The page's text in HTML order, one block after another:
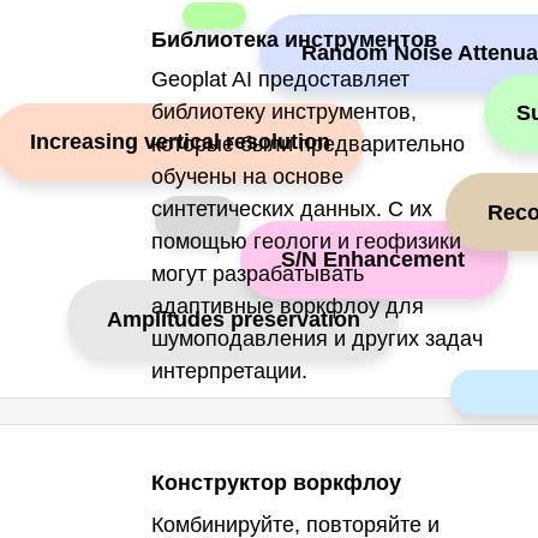
Random Noise
Amplitudes preservation
S/N Enhancement
Increasing vertical resolution
Geoplat AI предоставляет
библиотеку инструментов,
которые были предварительно
обучены на основе
синтетических данных. С их
помощью геологи и геофизики
могут разрабатывать
адаптивные воркфлоу для
шумоподавления и других задач
интерпретации.
Библиотека инструментов
Комбинируйте, повторяйте и
Конструктор воркфлоу